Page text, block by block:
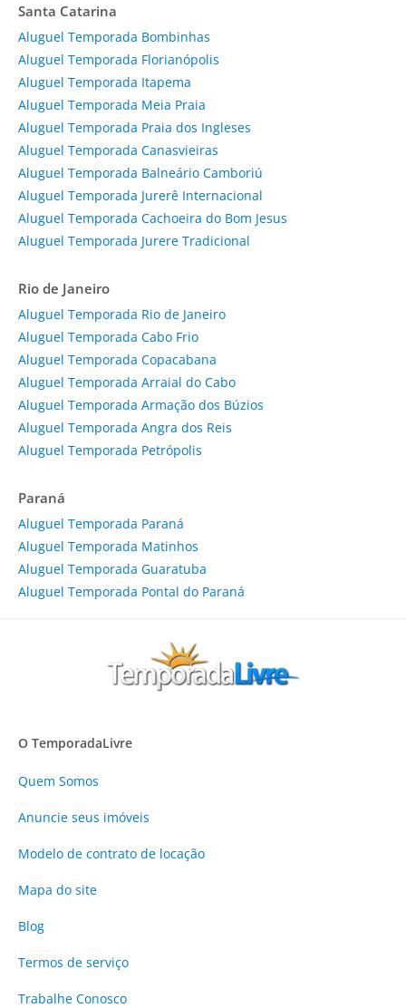
Santa Catarina
Aluguel Temporada Bombinhas
Aluguel Temporada Florianópolis
Aluguel Temporada Itapema
Aluguel Temporada Meia Praia
Aluguel Temporada Praia dos Ingleses
Aluguel Temporada Canasvieiras
Aluguel Temporada Balneário Camboriú
Aluguel Temporada Jurerê Internacional
Aluguel Temporada Cachoeira do Bom Jesus
Aluguel Temporada Jurere Tradicional
Rio de Janeiro
Aluguel Temporada Rio de Janeiro
Aluguel Temporada Cabo Frio
Aluguel Temporada Copacabana
Aluguel Temporada Arraial do Cabo
Aluguel Temporada Armação dos Búzios
Aluguel Temporada Angra dos Reis
Aluguel Temporada Petrópolis
Paraná
Aluguel Temporada Paraná
Aluguel Temporada Matinhos
Aluguel Temporada Guaratuba
Aluguel Temporada Pontal do Paraná
O TemporadaLivre
Quem Somos
Anuncie seus imóveis
Modelo de contrato de locação
Mapa do site
Blog
Termos de serviço
Trabalhe Conosco